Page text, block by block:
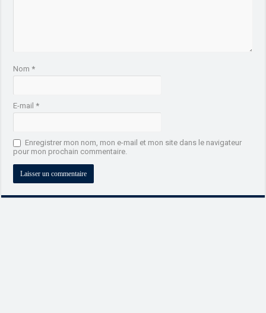
Nom*
E-mail*
Enregistrer mon nom, mon e-mail et mon site dans le navigateur
pour mon prochain commentaire.